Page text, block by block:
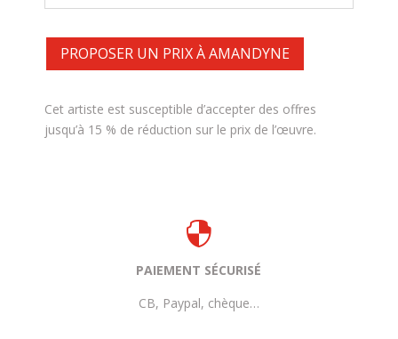
PROPOSER UN PRIX À AMANDYNE
Cet artiste est susceptible d’accepter des offres
jusqu’à 15 % de réduction sur le prix de l’œuvre.

PAIEMENT SÉCURISÉ
CB, Paypal, chèque…